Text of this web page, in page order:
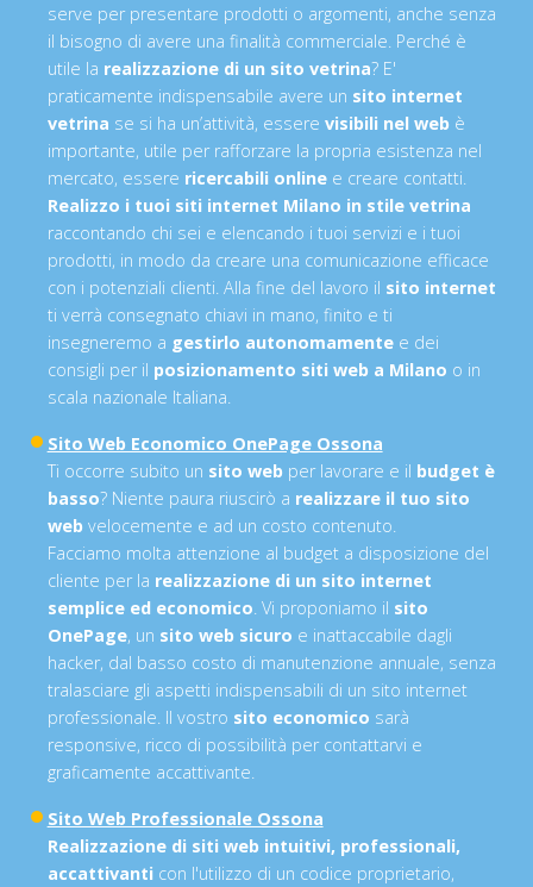
serve per presentare prodotti o argomenti, anche senza
il bisogno di avere una finalità commerciale. Perché è
utile la realizzazione di un sito vetrina? E'
praticamente indispensabile avere un sito internet
vetrina se si ha un’attività, essere visibili nel web è
importante, utile per rafforzare la propria esistenza nel
mercato, essere ricercabili online e creare contatti.
Realizzo i tuoi siti internet Milano in stile vetrina
raccontando chi sei e elencando i tuoi servizi e i tuoi
prodotti, in modo da creare una comunicazione efficace
con i potenziali clienti. Alla fine del lavoro il sito internet
ti verrà consegnato chiavi in mano, finito e ti
insegneremo a gestirlo autonomamentee dei
consigli per il posizionamento siti web a Milano o in
scala nazionale Italiana.
Sito Web Economico OnePage Ossona
Ti occorre subito un sito web per lavorare e il budget è
basso? Niente paura riuscirò a realizzare il tuo sito
web velocemente e ad un costo contenuto.
Facciamo molta attenzione al budget a disposizione del
cliente per la realizzazione di un sito internet
semplice ed economico . Vi proponiamo il sito
OnePage, un sito web sicuro e inattaccabile dagli
hacker, dal basso costo di manutenzione annuale, senza
tralasciare gli aspetti indispensabili di un sito internet
professionale. Il vostro sito economico sarà
responsive, ricco di possibilità per contattarvi e
graficamente accattivante.
Sito Web Professionale Ossona
Realizzazione di siti web intuitivi, professionali,
accattivanticon l'utilizzo di un codice proprietario,